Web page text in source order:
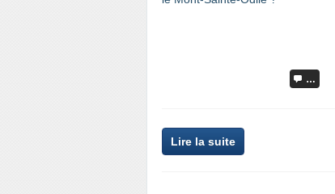
…
Lire la suite